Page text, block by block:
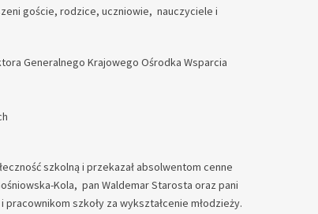
goście, rodzice, uczniowie, nauczyciele i
Generalnego Krajowego Ośrodka Wsparcia
szkolną i przekazał absolwentom cenne
Kola, pan Waldemar Starosta oraz pani
szkoły za wykształcenie młodzieży.